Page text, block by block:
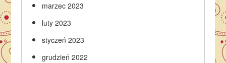
marzec 2023
luty 2023
styczeń 2023
grudzień 2022